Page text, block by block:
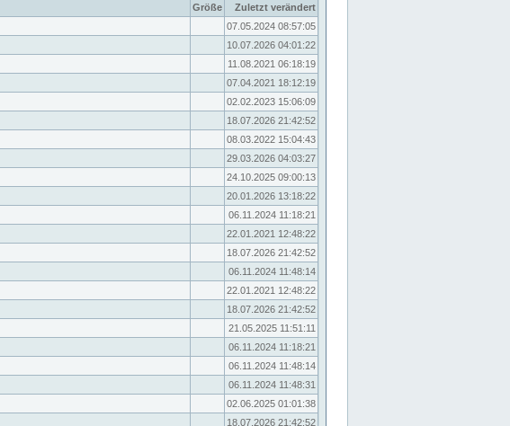
Größe
Zuletzt verändert
07.05.2024 08:57:05
10.07.2026 04:01:22
11.08.2021 06:18:19
07.04.2021 18:12:19
02.02.2023 15:06:09
18.07.2026 21:42:52
08.03.2022 15:04:43
29.03.2026 04:03:27
24.10.2025 09:00:13
20.01.2026 13:18:22
06.11.2024 11:18:21
22.01.2021 12:48:22
18.07.2026 21:42:52
06.11.2024 11:48:14
22.01.2021 12:48:22
18.07.2026 21:42:52
21.05.2025 11:51:11
06.11.2024 11:18:21
06.11.2024 11:48:14
06.11.2024 11:48:31
02.06.2025 01:01:38
18.07.2026 21:42:52